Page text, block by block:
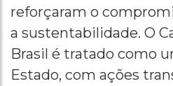
reforçaram o
a sustentabilidade. O
Brasil é tratado como
Estado, com ações